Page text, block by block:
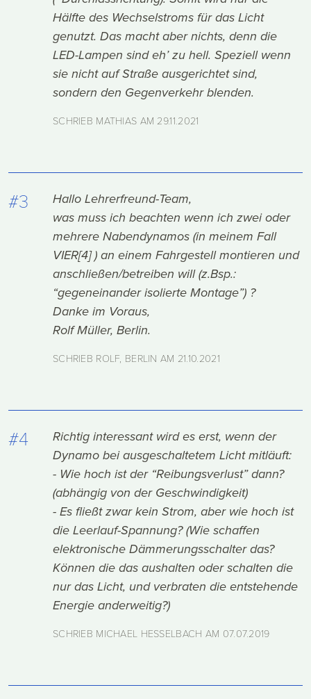
Hälfte des Wechselstroms für das Licht
genutzt. Das macht aber nichts, denn die
LED-Lampen sind eh’ zu hell. Speziell wenn
sie nicht auf Straße ausgerichtet sind,
sondern den Gegenverkehr blenden.
SCHRIEB MATHIAS AM 29.11.2021
#3
Hallo Lehrerfreund-Team,
was muss ich beachten wenn ich zwei oder
mehrere Nabendynamos (in meinem Fall
VIER[4] ) an einem Fahrgestell montieren und
anschließen/betreiben will (z.Bsp.:
“gegeneinander isolierte Montage”) ?
Danke im Voraus,
Rolf Müller, Berlin.
SCHRIEB ROLF, BERLIN AM 21.10.2021
#4
Richtig interessant wird es erst, wenn der
Dynamo bei ausgeschaltetem Licht mitläuft:
- Wie hoch ist der “Reibungsverlust” dann?
(abhängig von der Geschwindigkeit)
- Es fließt zwar kein Strom, aber wie hoch ist
die Leerlauf-Spannung? (Wie schaffen
elektronische Dämmerungsschalter das?
Können die das aushalten oder schalten die
nur das Licht, und verbraten die entstehende
Energie anderweitig?)
SCHRIEB MICHAEL HESSELBACH AM 07.07.2019